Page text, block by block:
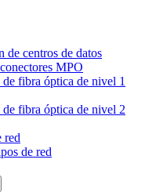
de centros de datos
MPO
fibra óptica de nivel 1
fibra óptica de nivel 2
red
de red